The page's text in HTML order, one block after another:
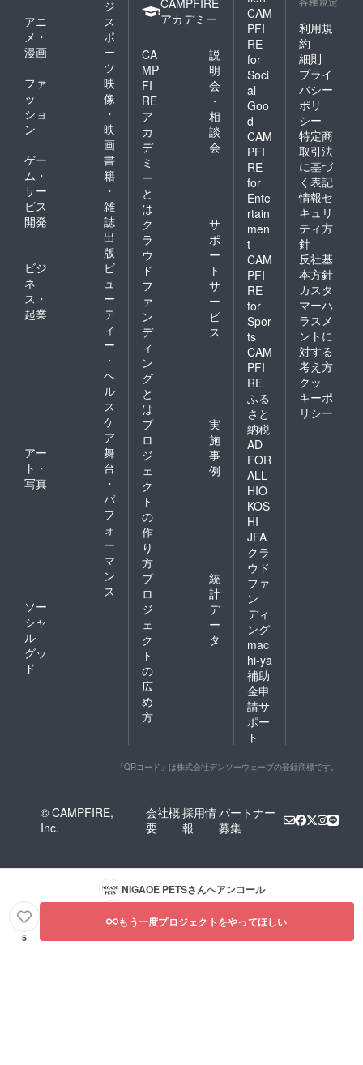
ジ
アニ
メ・
漫画
ス
ポ
ー
ツ
ファ
ッ
ショ
ン
映
像
・
映
画
ゲー
ム・
サー
ビス
開発
書
籍
・
雑
誌
出
版
ビジ
ネ
ス・
起業
ビ
ュ
ー
テ
ィ
ー
・
ヘ
ル
ス
ケ
ア
アー
ト・
写真
舞
台
・
パ
フ
ォ
ー
マ
ン
ス
ソー
シャ
ル
グッ
ド
アカデミー
CA
MP
FI
RE
ア
カ
デ
ミ
ー
と
は
説
明
会
・
相
談
会
ク
ラ
ウ
ド
フ
ァ
ン
デ
ィ
ン
グ
と
は
サ
ポ
ー
ト
サ
ー
ビ
ス
プ
ロ
ジ
ェ
ク
ト
の
作
り
方
実
施
事
例
プ
ロ
ジ
ェ
ク
ト
の
広
め
方
統
計
デ
ー
タ
CAM
PFI
RE
for
Soci
al
Goo
d
CAM
PFI
RE
for
Ente
rtain
men
t
CAM
PFI
RE
for
Spor
ts
CAM
PFI
RE
ふる
さと
納税
AD
FOR
ALL
HIO
KOS
HI
JFA
クラ
ウド
ファ
ン
ディ
ング
mac
hi-ya
補助
金申
請サ
ポー
ト
利用規
約
細則
プライ
バシー
ポリ
シー
特定商
取引法
に基づ
く表記
情報セ
キュリ
ティ方
針
反社基
本方針
カスタ
マーハ
ラスメ
ントに
対する
考え方
クッ
キーポ
リシー
「QRコード」は株式会社デンソーウェーブの登録商標です。
© CAMPFIRE,
Inc.
会社概
要
採用情
報
パートナー
募集
NIGAOE PETSさんへアンコール
5
もう一度プロジェクトをやってほしい